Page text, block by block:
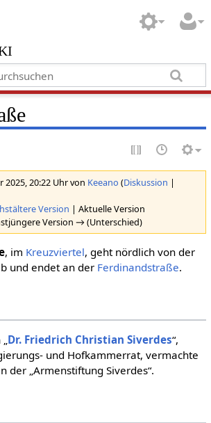
2025, 20:22 Uhr von Keeano (Diskussion |
Version | Aktuelle Version
Version → (Unterschied)
, im Kreuzviertel, geht nördlich von der
und endet an der Ferdinandstraße.
Dr. Friedrich Christian Siverdes“,
und Hofkammerrat, vermachte
der „Armenstiftung Siverdes“.